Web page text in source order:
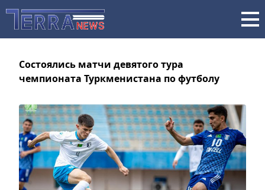
Состоялись матчи девятого тура
чемпионата Туркменистана по футболу